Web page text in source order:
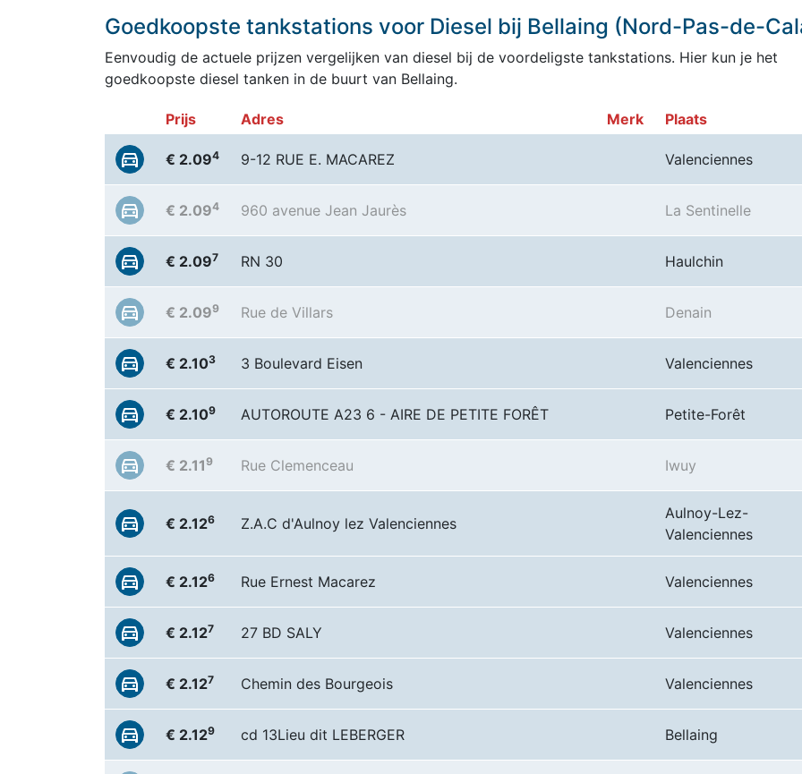
Goedkoopste tankstations voor Diesel bij Bellaing (Nord-Pas-de-
Eenvoudig de actuele prijzen vergelijken van diesel bij de voordeligste tankstations. Hier kun je het
goedkoopste diesel tanken in de buurt van Bellaing.
Prijs Adres Merk Plaats
€ 2.094 9-12 RUE E. MACAREZ Valenciennes
€ 2.094 960 avenue Jean Jaurès La Sentinelle
€ 2.097 RN 30 Haulchin
€ 2.099 Rue de Villars Denain
€ 2.103 3 Boulevard Eisen Valenciennes
€ 2.109 AUTOROUTE A23 6 - AIRE DE PETITE FORÊT Petite-Forêt
€ 2.119 Rue Clemenceau Iwuy
€ 2.126 Z.A.C d'Aulnoy lez Valenciennes
Aulnoy-Lez-
Valenciennes
€ 2.126 Rue Ernest Macarez Valenciennes
€ 2.127 27 BD SALY Valenciennes
€ 2.127 Chemin des Bourgeois Valenciennes
€ 2.129 cd 13Lieu dit LEBERGER Bellaing